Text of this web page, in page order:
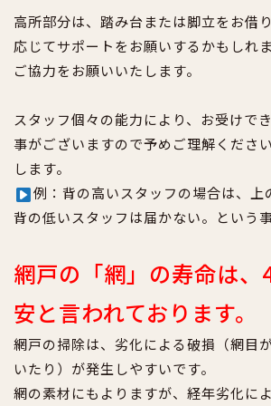
高所部分は、踏み台または脚立をお借
応じてサポートをお願いするかもしれま
ご協力をお願いいたします。
スタッフ個々の能力により、お受けで
事がございますので予めご理解くださ
します。
例：背の高いスタッフの場合は、上
背の低いスタッフは届かない。という
網戸の「網」の寿命は、
安と言われております。
網戸の掃除は、劣化による破損（網目
いたり）が発生しやすいです。
網の素材にもよりますが、経年劣化に